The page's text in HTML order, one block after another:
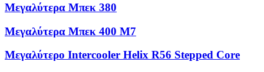
Μεγαλύτερα Μπεκ 380
Μεγαλύτερα Μπεκ 400 M7
Μεγαλύτερο Intercooler Helix R56 Stepped Core